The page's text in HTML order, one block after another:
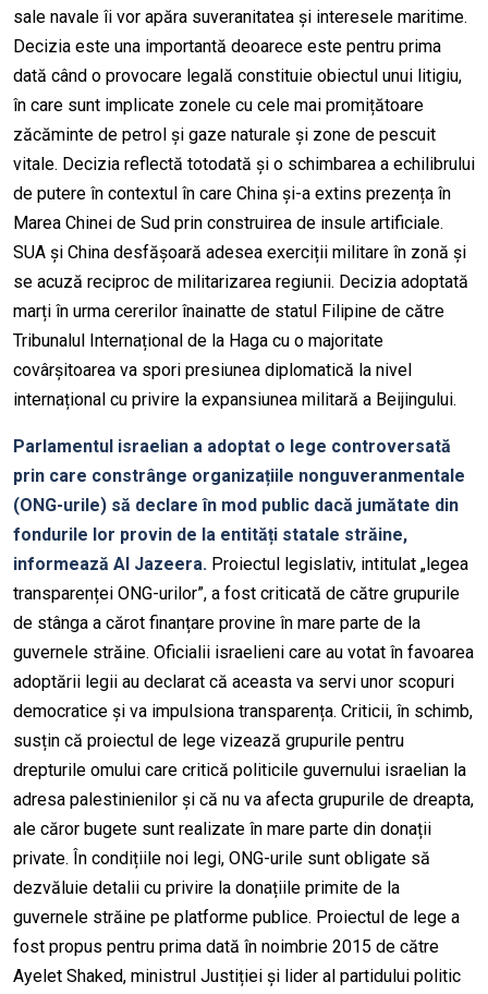
sale navale îi vor apăra suveranitatea și interesele maritime.
Decizia este una importantă deoarece este pentru prima
dată când o provocare legală constituie obiectul unui litigiu,
în care sunt implicate zonele cu cele mai promițătoare
zăcăminte de petrol și gaze naturale și zone de pescuit
vitale. Decizia reflectă totodată și o schimbarea a echilibrului
de putere în contextul în care China și-a extins prezența în
Marea Chinei de Sud prin construirea de insule artificiale.
SUA și China desfășoară adesea exerciții militare în zonă și
se acuză reciproc de militarizarea regiunii. Decizia adoptată
marți în urma cererilor înainatte de statul Filipine de către
Tribunalul Internațional de la Haga cu o majoritate
covârșitoarea va spori presiunea diplomatică la nivel
internațional cu privire la expansiunea militară a Beijingului.
Parlamentul israelian a adoptat o lege controversată
prin care constrânge organizațiile nonguveranmentale
(ONG-urile) să declare în mod public dacă jumătate din
fondurile lor provin de la entități statale străine,
informează Al Jazeera. Proiectul legislativ, intitulat „legea
transparenței ONG-urilor”, a fost criticată de către grupurile
de stânga a cărot finanțare provine în mare parte de la
guvernele străine. Oficialii israelieni care au votat în favoarea
adoptării legii au declarat că aceasta va servi unor scopuri
democratice și va impulsiona transparența. Criticii, în schimb,
susțin că proiectul de lege vizează grupurile pentru
drepturile omului care critică politicile guvernului israelian la
adresa palestinienilor și că nu va afecta grupurile de dreapta,
ale căror bugete sunt realizate în mare parte din donații
private. În condițiile noi legi, ONG-urile sunt obligate să
dezvăluie detalii cu privire la donațiile primite de la
guvernele străine pe platforme publice. Proiectul de lege a
fost propus pentru prima dată în noimbrie 2015 de către
Ayelet Shaked, ministrul Justiției și lider al partidului politic